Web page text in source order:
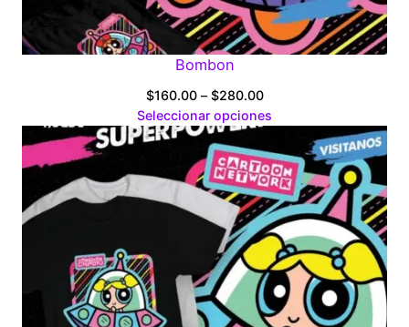
Bombon
$160.00 – $280.00Price
range:
through
$280.00
Seleccionar opciones